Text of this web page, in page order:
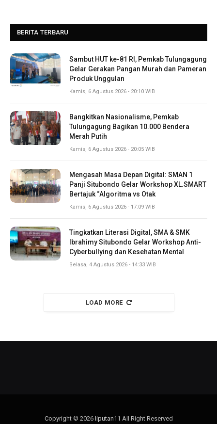
BERITA TERBARU
Sambut HUT ke-81 RI, Pemkab Tulungagung
Gelar Gerakan Pangan Murah dan Pameran
Produk Unggulan
Kamis, 6 Agustus 2026 - 20:10 WIB
Bangkitkan Nasionalisme, Pemkab
Tulungagung Bagikan 10.000 Bendera
Merah Putih
Kamis, 6 Agustus 2026 - 20:05 WIB
Mengasah Masa Depan Digital: SMAN 1
Panji Situbondo Gelar Workshop XL.SMART
Bertajuk “Algoritma vs Otak
Kamis, 6 Agustus 2026 - 17:09 WIB
Tingkatkan Literasi Digital, SMA & SMK
Ibrahimy Situbondo Gelar Workshop Anti-
Cyberbullying dan Kesehatan Mental
Selasa, 4 Agustus 2026 - 14:33 WIB
LOAD MORE
Copyright © 2026 liputan11 All Right Reserved